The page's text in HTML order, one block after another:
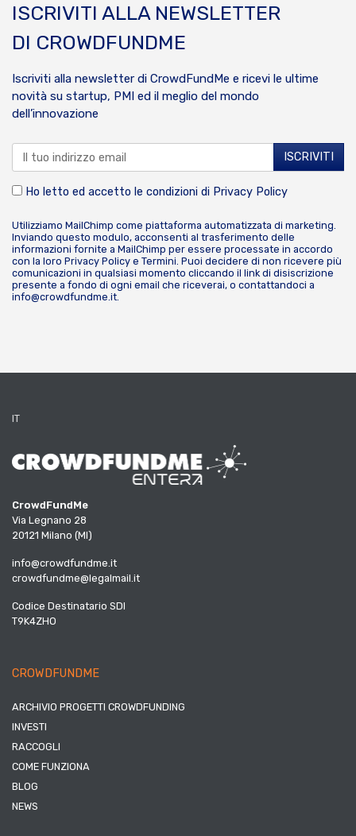
ISCRIVITI ALLA NEWSLETTER
DI CROWDFUNDME
Iscriviti alla newsletter di CrowdFundMe e ricevi le ultime
novità su startup, PMI ed il meglio del mondo
dell’innovazione
Ho letto ed accetto le condizioni di Privacy Policy
Utilizziamo MailChimp come piattaforma automatizzata di marketing.
Inviando questo modulo, acconsenti al trasferimento delle
informazioni fornite a MailChimp per essere processate in accordo
con la loro Privacy Policy e Termini. Puoi decidere di non ricevere più
comunicazioni in qualsiasi momento cliccando il link di disiscrizione
presente a fondo di ogni email che riceverai, o contattandoci a
info@crowdfundme.it.
IT
CrowdFundMe
Via Legnano 28
20121 Milano (MI)
info@crowdfundme.it
crowdfundme@legalmail.it
Codice Destinatario SDI
T9K4ZHO
CROWDFUNDME
ARCHIVIO PROGETTI CROWDFUNDING
INVESTI
RACCOGLI
COME FUNZIONA
BLOG
NEWS